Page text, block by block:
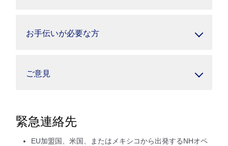
お手伝いが必要な方
ご意見
緊急連絡先
EU加盟国、米国、またはメキシコから出発するNHオペ